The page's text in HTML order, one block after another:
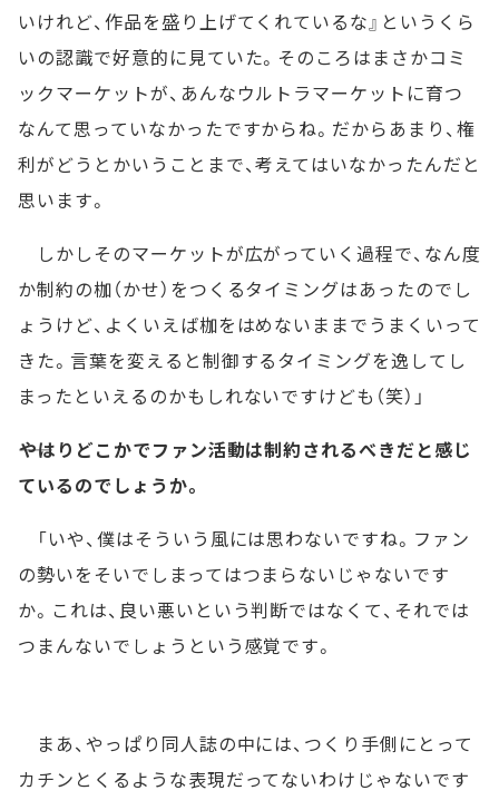
いけれど、作品を盛り上げてくれているな』というくら
いの認識で好意的に見ていた。そのころはまさかコミ
ックマーケットが、あんなウルトラマーケットに育つ
なんて思っていなかったですからね。だからあまり、権
利がどうとかいうことまで、考えてはいなかったんだと
思います。
しかしそのマーケットが広がっていく過程で、なん度
か制約の枷（かせ）をつくるタイミングはあったのでし
ょうけど、よくいえば枷をはめないままでうまくいって
きた。言葉を変えると制御するタイミングを逸してし
まったといえるのかもしれないですけども（笑）」
――やはりどこかでファン活動は制約されるべきだと感じ
ているのでしょうか。
「いや、僕はそういう風には思わないですね。ファン
の勢いをそいでしまってはつまらないじゃないです
か。これは、良い悪いという判断ではなくて、それでは
つまんないでしょうという感覚です。
まあ、やっぱり同人誌の中には、つくり手側にとって
カチンとくるような表現だってないわけじゃないです